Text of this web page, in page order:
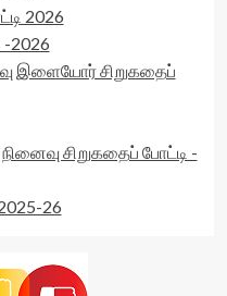
2026
-2026
இளையோர் சிறுகதைப்
சிறுகதைப் போட்டி -
26